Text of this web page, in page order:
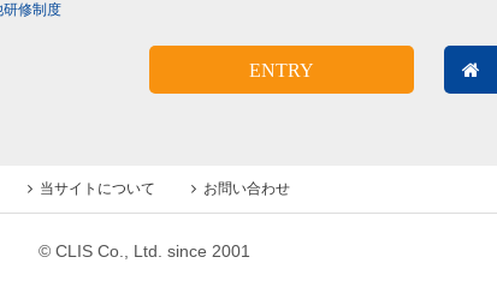
研修制度
ENTRY
当サイトについて お問い合わせ
© CLIS Co., Ltd. since 2001